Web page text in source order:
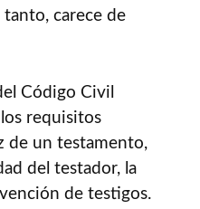
carece de
Código Civil
requisitos
de un testamento,
del testador, la
de testigos.